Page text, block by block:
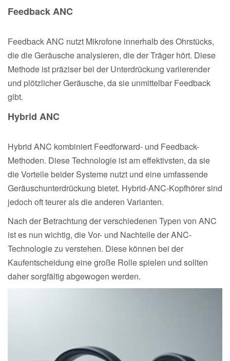
Feedback ANC
Feedback ANC nutzt Mikrofone innerhalb des Ohrstücks,
die die Geräusche analysieren, die der Träger hört. Diese
Methode ist präziser bei der Unterdrückung variierender
und plötzlicher Geräusche, da sie unmittelbar Feedback
gibt.
Hybrid ANC
Hybrid ANC kombiniert Feedforward- und Feedback-
Methoden. Diese Technologie ist am effektivsten, da sie
die Vorteile beider Systeme nutzt und eine umfassende
Geräuschunterdrückung bietet. Hybrid-ANC-Kopfhörer sind
jedoch oft teurer als die anderen Varianten.
Nach der Betrachtung der verschiedenen Typen von ANC
ist es nun wichtig, die Vor- und Nachteile der ANC-
Technologie zu verstehen. Diese können bei der
Kaufentscheidung eine große Rolle spielen und sollten
daher sorgfältig abgewogen werden.